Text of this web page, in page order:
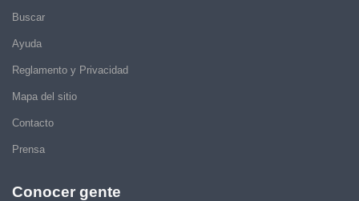
Buscar
Ayuda
Reglamento y Privacidad
Mapa del sitio
Contacto
Prensa
Conocer gente